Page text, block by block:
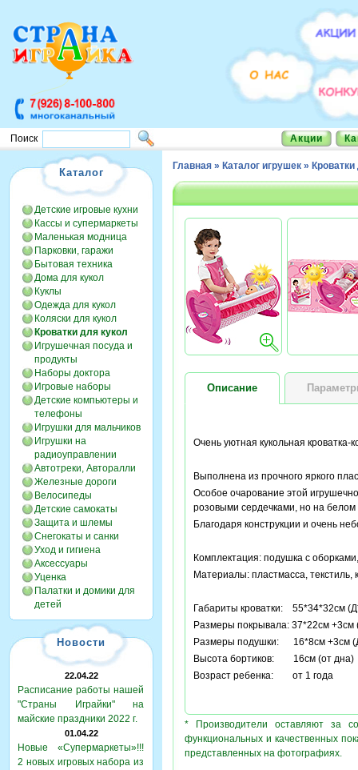
Поиск Акции
Каталог
Детские игровые кухни
Кассы и супермаркеты
Маленькая модница
Парковки, гаражи
Бытовая техника
Дома для кукол
Куклы
Одежда для кукол
Коляски для кукол
Кроватки для кукол
Игрушечная посуда и
продукты
Наборы доктора
Игровые наборы
Детские компьютеры и
телефоны
Игрушки для мальчиков
Игрушки на
радиоуправлении
Автотреки, Авторалли
Железные дороги
Велосипеды
Детские самокаты
Защита и шлемы
Снегокаты и санки
Уход и гигиена
Аксессуары
Уценка
Палатки и домики для
детей
Новости
22.04.22
Расписание работы нашей
"Страны Играйки" на
майские праздники 2022 г.
01.04.22
Новые «Супермаркеты»!!!
2 новых игровых набора из
Главная » Каталог игрушек »
Описание
Очень уютная кукольная кроватка-
Выполнена из прочного яркого
Особое очарование этой
розовыми сердечками, но на
Благодаря конструкции и очень
Комплектация: подушка с
Материалы: пластмасса, текстиль,
Габариты кроватки: 55*34*32см
Размеры покрывала: 37*22см
Размеры подушки: 16*8см +3см
Высота бортиков: 16см (от дна)
Возраст ребенка: от 1 года
* Производители оставляют за
функциональных и качественных
представленных на фотографиях.